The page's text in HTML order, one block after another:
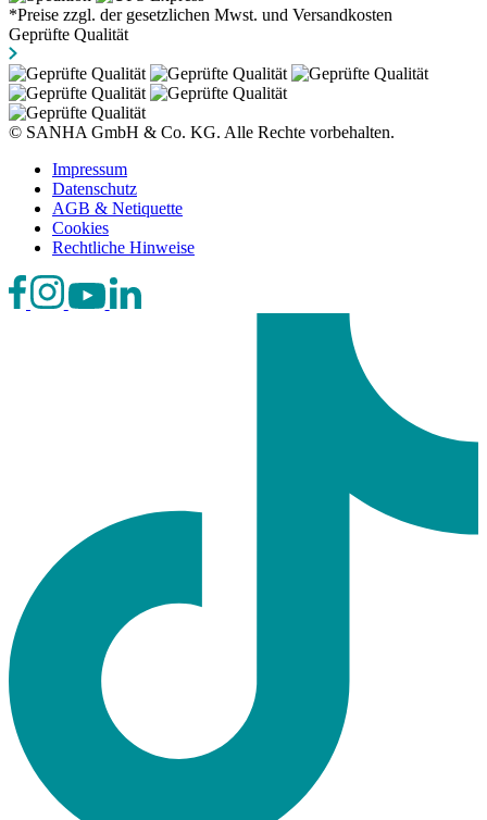
*Preise zzgl. der gesetzlichen Mwst. und Versandkosten
Geprüfte Qualität
© SANHA GmbH & Co. KG. Alle Rechte vorbehalten.
Impressum
Datenschutz
AGB & Netiquette
Cookies
Rechtliche Hinweise